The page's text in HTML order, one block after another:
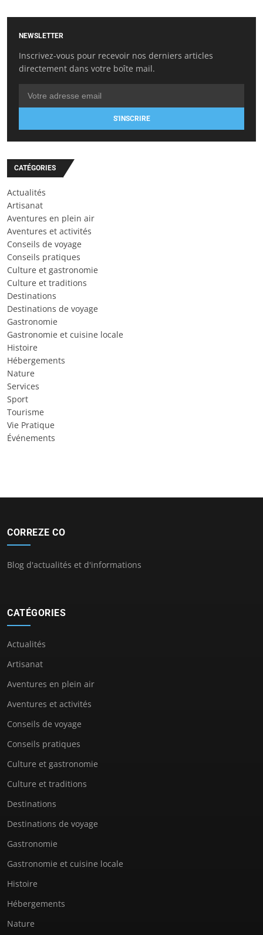
NEWSLETTER
Inscrivez-vous pour recevoir nos derniers articles
directement dans votre boîte mail.
S'INSCRIRE
CATÉGORIES
Actualités
Artisanat
Aventures en plein air
Aventures et activités
Conseils de voyage
Conseils pratiques
Culture et gastronomie
Culture et traditions
Destinations
Destinations de voyage
Gastronomie
Gastronomie et cuisine locale
Histoire
Hébergements
Nature
Services
Sport
Tourisme
Vie Pratique
Événements
CORREZE CO
Blog d'actualités et d'informations
CATÉGORIES
Actualités
Artisanat
Aventures en plein air
Aventures et activités
Conseils de voyage
Conseils pratiques
Culture et gastronomie
Culture et traditions
Destinations
Destinations de voyage
Gastronomie
Gastronomie et cuisine locale
Histoire
Hébergements
Nature